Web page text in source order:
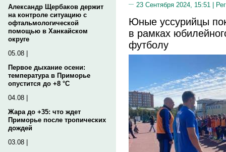
Александр Щербаков держит
на контроле ситуацию с
офтальмологической
помощью в Ханкайском
округе
05.08 |
Первое дыхание осени:
температура в Приморье
опустится до +8 °C
04.08 |
Жара до +35: что ждет
Приморье после тропических
дождей
03.08 |
23 Сентября 2024, 15:51 |
Юные уссурийцы
в рамках
футболу